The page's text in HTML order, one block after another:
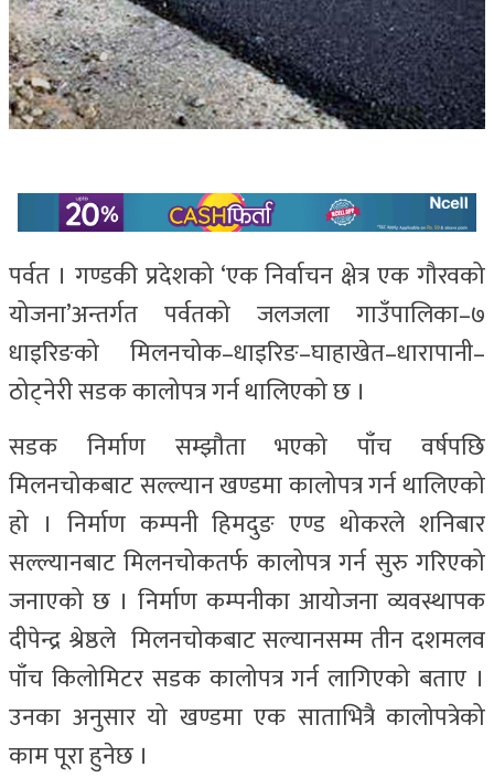
पर्वत । गण्डकी प्रदेशको ‘एक निर्वाचन क्षेत्र एक गौरवको
योजना’अन्तर्गत पर्वतको जलजला गाउँपालिका–७
धाइरिङको मिलनचोक–धाइरिङ–घाहाखेत–धारापानी–
ठोट्नेरी सडक कालोपत्र गर्न थालिएको छ ।
सडक निर्माण सम्झौता भएको पाँच वर्षपछि
मिलनचोकबाट सल्ल्यान खण्डमा कालोपत्र गर्न थालिएको
हो । निर्माण कम्पनी हिमदुङ एण्ड थोकरले शनिबार
सल्ल्यानबाट मिलनचोकतर्फ कालोपत्र गर्न सुरु गरिएको
जनाएको छ । निर्माण कम्पनीका आयोजना व्यवस्थापक
दीपेन्द्र श्रेष्ठले मिलनचोकबाट सल्यानसम्म तीन दशमलव
पाँच किलोमिटर सडक कालोपत्र गर्न लागिएको बताए ।
उनका अनुसार यो खण्डमा एक साताभित्रै कालोपत्रेको
काम पूरा हुनेछ ।